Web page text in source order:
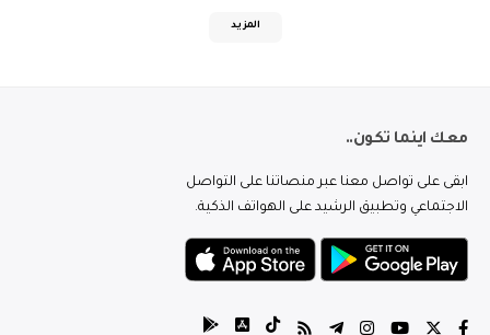
المزيد
معك اينما تكون..
ابقى على تواصل معنا عبر منصاتنا على التواصل
الاجتماعي وتطبيق الرشيد على الهواتف الذكية.